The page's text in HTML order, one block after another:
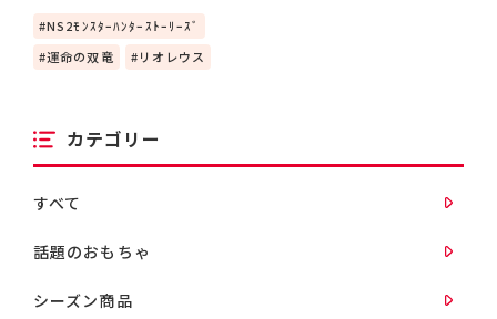
NS2ﾓﾝｽﾀｰﾊﾝﾀｰｽﾄｰﾘｰｽﾞ
運命の双竜
リオレウス
カテゴリー
すべて
話題のおもちゃ
シーズン商品